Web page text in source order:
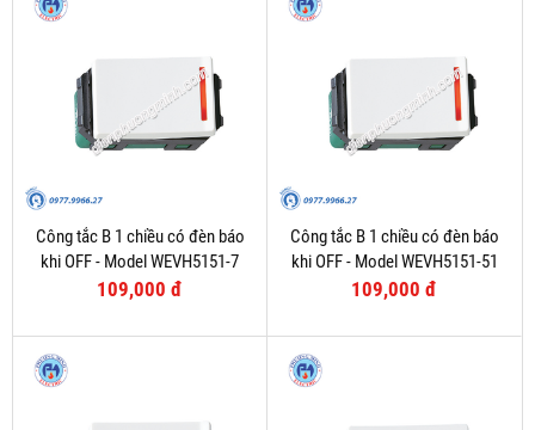
Công tắc B 1 chiều có đèn báo
khi OFF - Model WEVH5151-7
109,000 đ
Công tắc B 1 chiều có đèn báo
khi OFF - Model WEVH5151-51
109,000 đ